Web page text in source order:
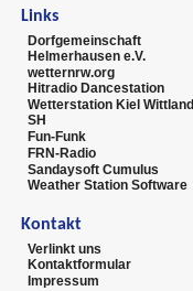
Links
Dorfgemeinschaft
Helmerhausen e.V.
wetternrw.org
Hitradio Dancestation
Wetterstation Kiel Wittland
SH
Fun-Funk
FRN-Radio
Sandaysoft Cumulus
Weather Station Software
Kontakt
Verlinkt uns
Kontaktformular
Impressum